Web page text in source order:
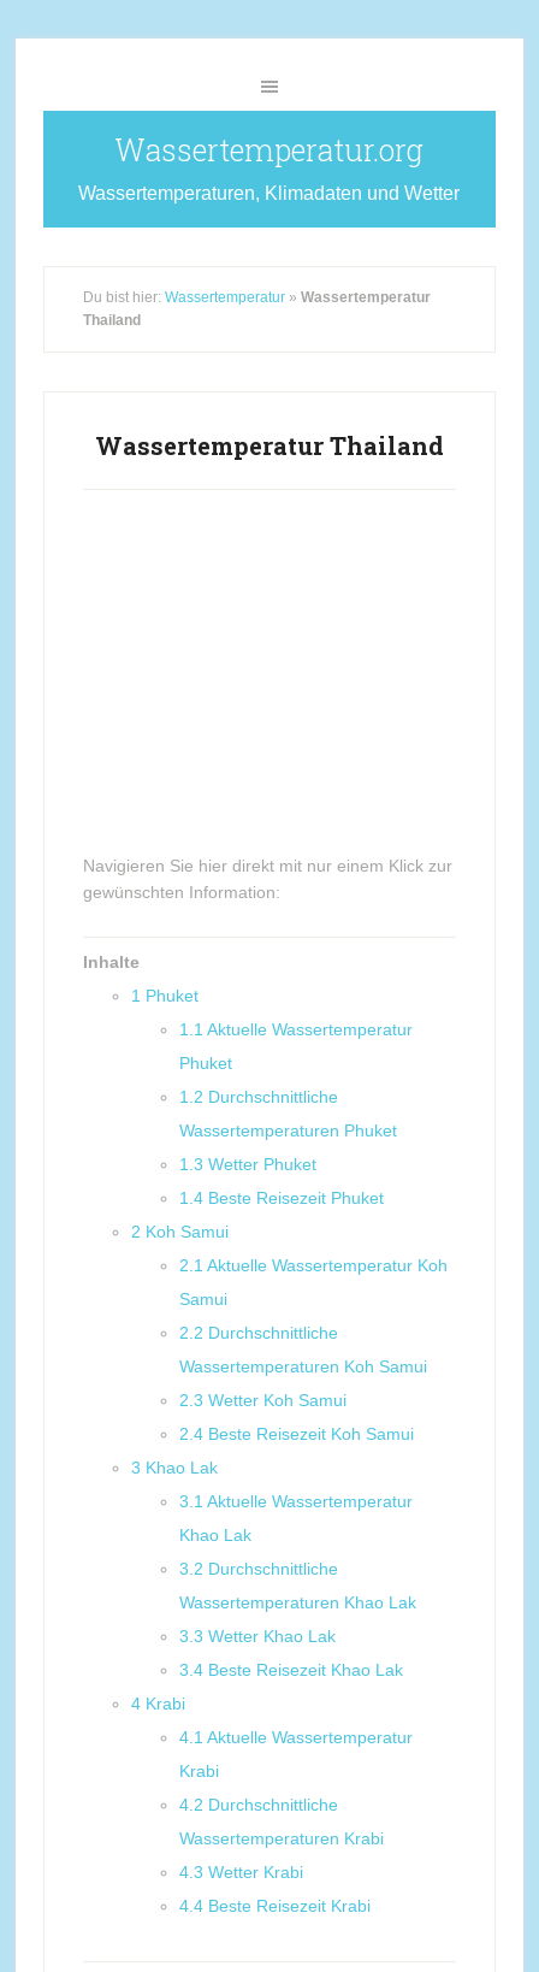
Wassertemperatur.org
Wassertemperaturen, Klimadaten und Wetter
Du bist hier: Wassertemperatur» Wassertemperatur
Thailand
Wassertemperatur Thailand
Navigieren Sie hier direkt mit nur einem Klick zur
gewünschten Information:
Inhalte
1 Phuket
1.1 Aktuelle Wassertemperatur
Phuket
1.2 Durchschnittliche
Wassertemperaturen Phuket
1.3 Wetter Phuket
1.4 Beste Reisezeit Phuket
2 Koh Samui
2.1 Aktuelle Wassertemperatur Koh
Samui
2.2 Durchschnittliche
Wassertemperaturen Koh Samui
2.3 Wetter Koh Samui
2.4 Beste Reisezeit Koh Samui
3 Khao Lak
3.1 Aktuelle Wassertemperatur
Khao Lak
3.2 Durchschnittliche
Wassertemperaturen Khao Lak
3.3 Wetter Khao Lak
3.4 Beste Reisezeit Khao Lak
4 Krabi
4.1 Aktuelle Wassertemperatur
Krabi
4.2 Durchschnittliche
Wassertemperaturen Krabi
4.3 Wetter Krabi
4.4 Beste Reisezeit Krabi